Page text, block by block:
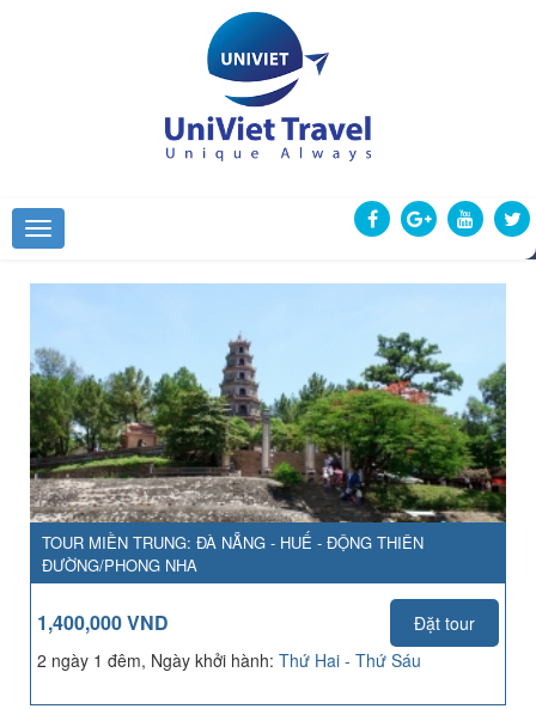
TOUR MIỀN TRUNG: ĐÀ NẴNG - HUẾ - ĐỘNG THIÊN
ĐƯỜNG/PHONG NHA
1,400,000 VND
Đặt tour
2 ngày 1 đêm, Ngày khởi hành: Thứ Hai - Thứ Sáu